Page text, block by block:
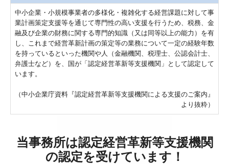
料金案内
デジタル化・AI導入補助金
補助金・助成金・融資情報
プライバシーポリシー
中小企業・小規模事業者の多様化・複雑化する経営課題に対して事
業計画策定支援等を通じて専門性の高い支援を行うため、税務、金
融及び企業の財務に関する専門的知識（又は同等以上の能力）を有
し、これまで経営革新計画の策定等の業務について一定の経験年数
を持っているといった機関や人（金融機関、税理士、公認会計士、
弁護士など）を、国が「認定経営革新等支援機関」として認定して
います。
（中小企業庁資料『認定経営革新等支援機関による支援のご案内』
より抜粋）
当事務所は認定経営革新等支援機関
の認定を受けています！